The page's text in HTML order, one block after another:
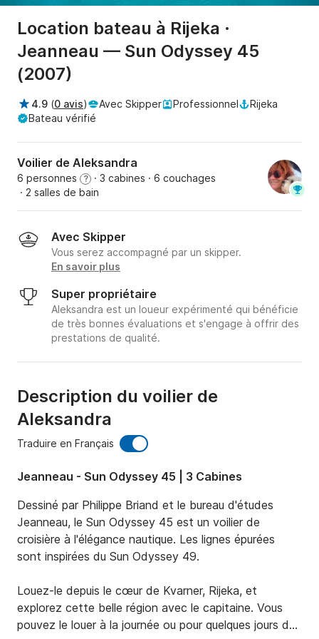
Location bateau à Rijeka ·
Jeanneau — Sun Odyssey 45
(2007)
4.9 (0 avis) Avec Skipper Professionnel
Rijeka
Bateau vérifié
Voilier de Aleksandra
6 personnes ? · 3 cabines · 6 couchages
· 2 salles de bain
Avec Skipper
Vous serez accompagné par un skipper.
En savoir plus
Super propriétaire
Aleksandra est un loueur expérimenté qui bénéficie
de très bonnes évaluations et s'engage à offrir des
prestations de qualité.
Description du voilier de
Aleksandra
Traduire en Français
Jeanneau - Sun Odyssey 45 | 3 Cabines
Dessiné par Philippe Briand et le bureau d'études
Jeanneau, le Sun Odyssey 45 est un voilier de
croisière à l'élégance nautique. Les lignes épurées
sont inspirées du Sun Odyssey 49.
Louez-le depuis le cœur de Kvarner, Rijeka, et
explorez cette belle région avec le capitaine. Vous
pouvez le louer à la journée ou pour quelques jours de